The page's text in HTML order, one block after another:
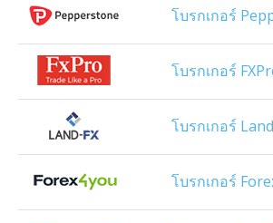
โบรกเกอร์
โบรกเกอร์
โบรกเกอร์
โบรกเกอร์